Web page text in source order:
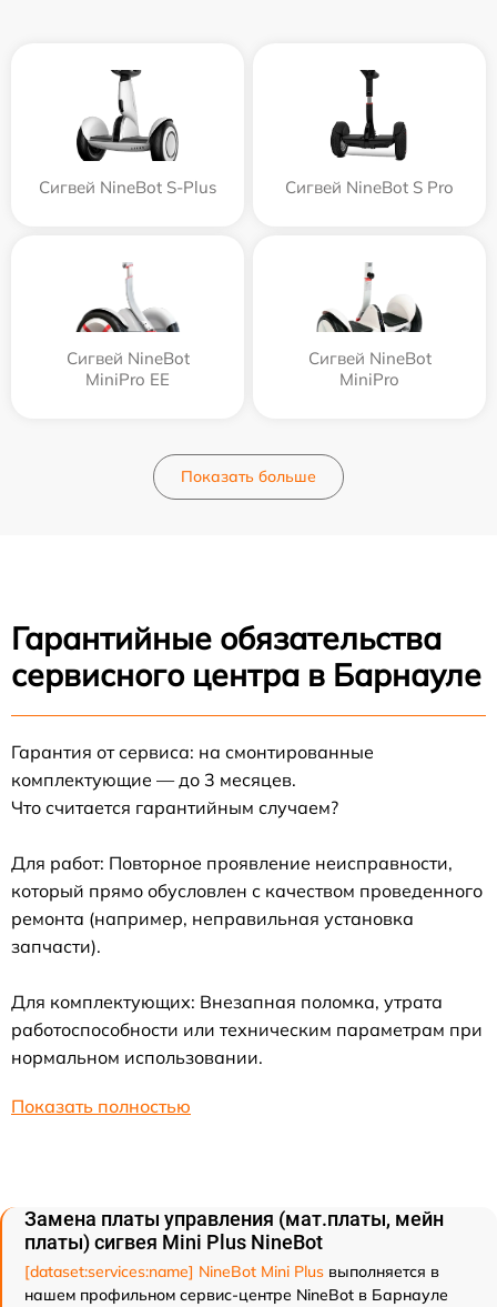
Сигвей NineBot S-Plus Сигвей NineBot S Pro
Сигвей NineBot
MiniPro EE
Сигвей NineBot
MiniPro
Показать больше
Гарантийные обязательства
сервисного центра в Барнауле
Гарантия от сервиса: на смонтированные
комплектующие — до 3 месяцев.
Что считается гарантийным случаем?
Для работ: Повторное проявление неисправности,
который прямо обусловлен с качеством проведенного
ремонта (например, неправильная установка
запчасти).
Для комплектующих: Внезапная поломка, утрата
работоспособности или техническим параметрам при
нормальном использовании.
Показать полностью
Замена платы управления (мат.платы, мейн
платы) сигвея Mini Plus NineBot
[dataset:services:name] NineBot Mini Plus выполняется в
нашем профильном сервис-центре NineBot в Барнауле